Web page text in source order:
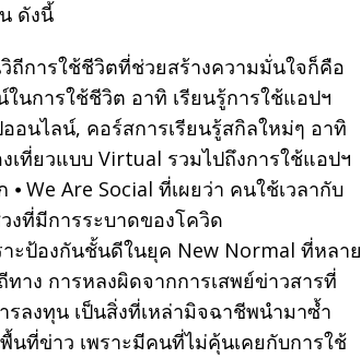
ดังนี้
ถีการใช้ชีวิตที่ช่วยสร้างความมั่นใจก็คือ
ในการใช้ชีวิต อาทิ เรียนรู้การใช้แอปฯ
อนไลน์, คอร์สการเรียนรู้สกิลใหม่ๆ อาทิ
ที่ยวแบบ Virtual รวมไปถึงการใช้แอปฯ
We Are Social ที่เผยว่า คนใช้เวลากับ
งที่มีการระบาดของโควิด
าะป้องกันชั้นดีในยุค New Normal ที่หลาย
าง การหลงผิดจากการเสพย์ข่าวสารที่
ลงทุน เป็นสิ่งที่เหล่ามิจฉาชีพนำมาซ้ำ
ที่ข่าว เพราะมีคนที่ไม่คุ้นเคยกับการใช้